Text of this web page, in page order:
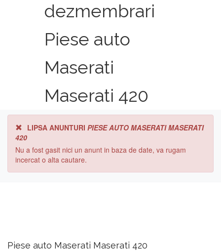
dezmembrari
Piese auto
Maserati
Maserati 420
LIPSA ANUNTURI PIESE AUTO MASERATI MASERATI
420
Nu a fost gasit nici un anunt in baza de date, va rugam
incercat o alta cautare.
Piese auto Maserati Maserati 420